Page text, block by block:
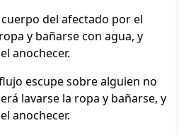
del afectado por el
y bañarse con agua, y
anochecer.
escupe sobre alguien no
lavarse la ropa y bañarse, y
anochecer.